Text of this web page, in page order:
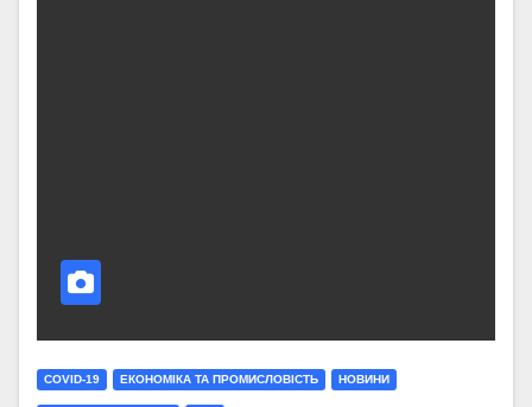
COVID-19 ЕКОНОМІКА ТА ПРОМИСЛОВІСТЬ НОВИНИ